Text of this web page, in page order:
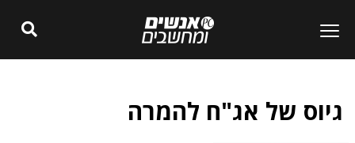
גיוס של אג"ח להמרה